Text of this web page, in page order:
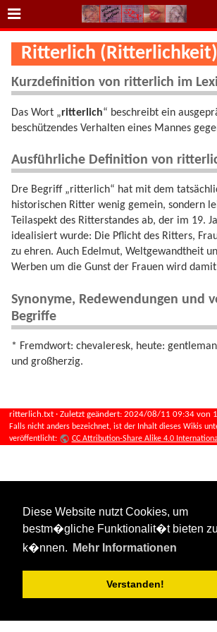
Diese Website nutzt Cookies, um
bestm�gliche Funktionalit�t bieten zu
k�nnen.
Mehr Informationen
Verstanden!
Ritterlich (Ritterlichkeit)
Kurzdefinition von ritterlich im
Das Wort „ritterlich“ beschreibt ein
beschützendes Verhalten eines Mannes
Ausführliche Definition von
Dre Begriff „ritterlich“ hat mit dem
historischen Ritter wenig gemein, sondern
Teilaspekt des Ritterstandes ab, der im 19.
idealisiert wurde: Die Pflicht des Ritters,
zu ehren. Auch Edelmut, Weltgewandtheit
Werben um die Gunst der Frauen wird
Synonyme, Redewendungen und
Begriffe
* Fremdwort: chevaleresk, heute:
und großherzig.
ritterlich.txt · Zuletzt geändert: 2024/08/11 09:34 von
Falls nicht anders bezeichnet, ist der Inhalt dieses Wikis
veröffentlicht:
CC Attribution-Share Alike 4.0 International